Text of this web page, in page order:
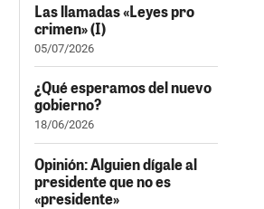
Las llamadas «Leyes pro
crimen» (I)
05/07/2026
¿Qué esperamos del nuevo
gobierno?
18/06/2026
Opinión: Alguien dígale al
presidente que no es
«presidente»